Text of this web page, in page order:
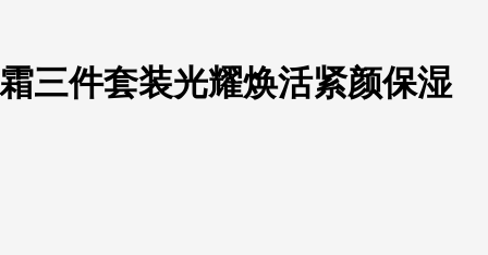
三件套装光耀焕活紧颜保湿